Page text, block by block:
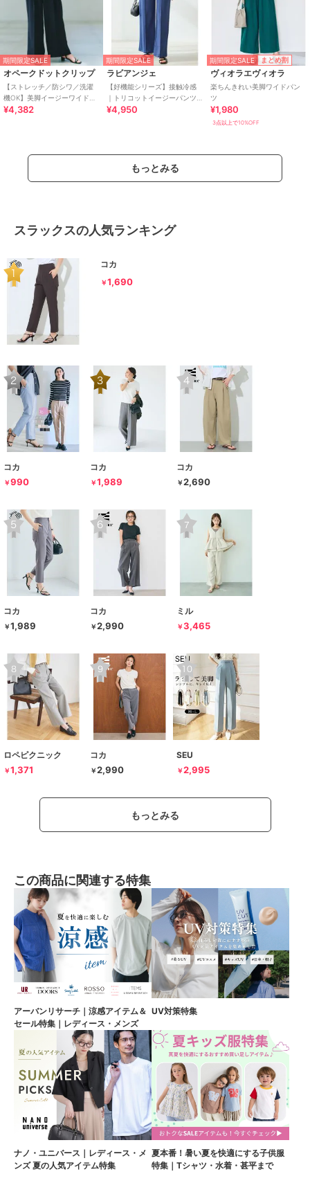
期間限定SALE
オペークドットクリップ
【ストレッチ／防シワ／洗濯
機OK】美脚イージーワイドパ
ンツ《SS～LL／7col／セット
¥4,382
期間限定SALE
ラビアンジェ
【好機能シリーズ】接触冷感
｜トリコットイージーパンツ
｜楽なのに美脚/ストレッチ/セ
¥4,950
期間限定SALE まとめ割
ヴィオラエヴィオラ
楽ちんきれい美脚ワイドパン
ツ
¥1,980
3点以上で10%OFF
もっとみる
スラックスの人気ランキング
コカ
￥1,690
コカ
￥990
コカ
￥1,989
コカ
￥2,690
コカ
￥1,989
コカ
￥2,990
ミル
￥3,465
ロペピクニック
￥1,371
コカ
￥2,990
SEU
￥2,995
もっとみる
この商品に関連する特集
アーバンリサーチ｜涼感アイテム＆
セール特集｜レディース・メンズ
UV対策特集
ナノ・ユニバース｜レディース・メ
ンズ 夏の人気アイテム特集
夏本番！暑い夏を快適にする子供服
特集｜Tシャツ・水着・甚平まで